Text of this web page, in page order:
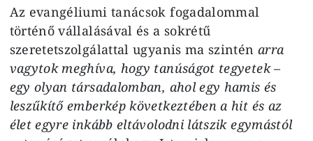
Az evangéliumi tanácsok fogadalommal
történő vállalásával és a sokrétű
szeretetszolgálattal ugyanis ma szintén arra
vagytok meghíva, hogy tanúságot tegyetek –
egy olyan társadalomban, ahol egy hamis és
leszűkítő emberkép következtében a hit és az
élet egyre inkább eltávolodni látszik egymástól